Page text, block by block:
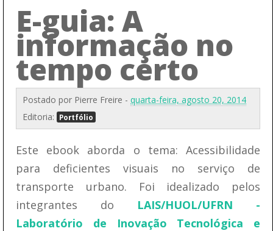
E-guia: A
informação no
tempo certo
Postado por Pierre Freire - quarta-feira, agosto 20, 2014
Editoria:
Portfólio
Este ebook aborda o tema: Acessibilidade
para deficientes visuais no serviço de
transporte urbano. Foi idealizado pelos
integrantes do LAIS/HUOL/UFRN -
Laboratório de Inovação Tecnológica e